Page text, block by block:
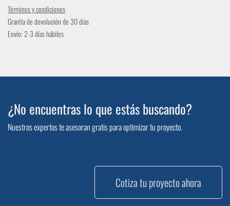
Términos y condiciones
Grantía de devolución de 30 días
Envío: 2-3 días hábiles
¿No encuentras lo que estás buscando?
Nuestros expertos te asesoran gratis para optimizar tu proyecto.
Cotiza tu proyecto ahora